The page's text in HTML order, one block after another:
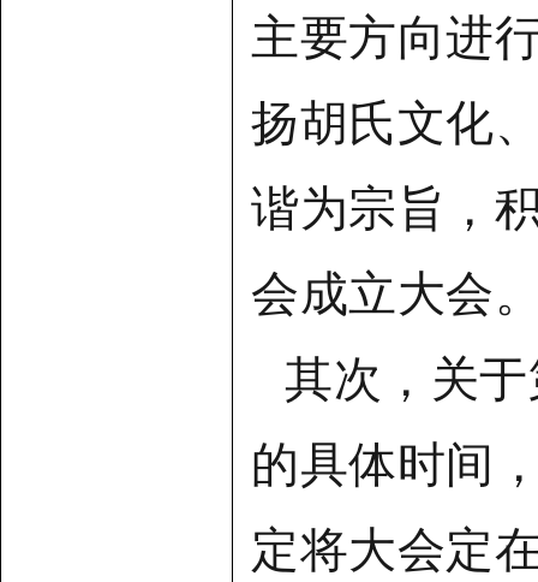
主要方向进
扬胡氏文化
谐为宗旨，
会成立大会
其次，关
的具体时间
定将大会定